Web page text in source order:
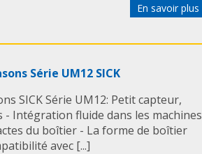
En savoir plus
Série UM12 SICK
SICK Série UM12: Petit capteur,
- Intégration fluide dans les machines
du boîtier - La forme de boîtier
avec [...]